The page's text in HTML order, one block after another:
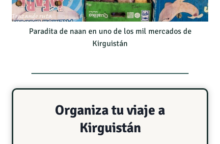
Paradita de naan en uno de los mil mercados de
Kirguistán
Organiza tu viaje a
Kirguistán